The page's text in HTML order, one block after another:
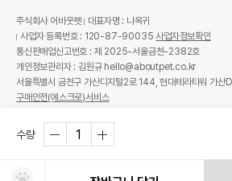
수량
주식회사 어바웃펫
대표자명 : 나옥귀
사업자 등록번호 : 120-87-90035사업자정보확인
통신판매업신고번호 : 제 2025-서울금천-2382호
개인정보관리자 : 김원규 hello@aboutpet.co.kr
서울특별시 금천구 가산디지털2로 144, 현대테라타워 가
구매안전(에스크로)서비스